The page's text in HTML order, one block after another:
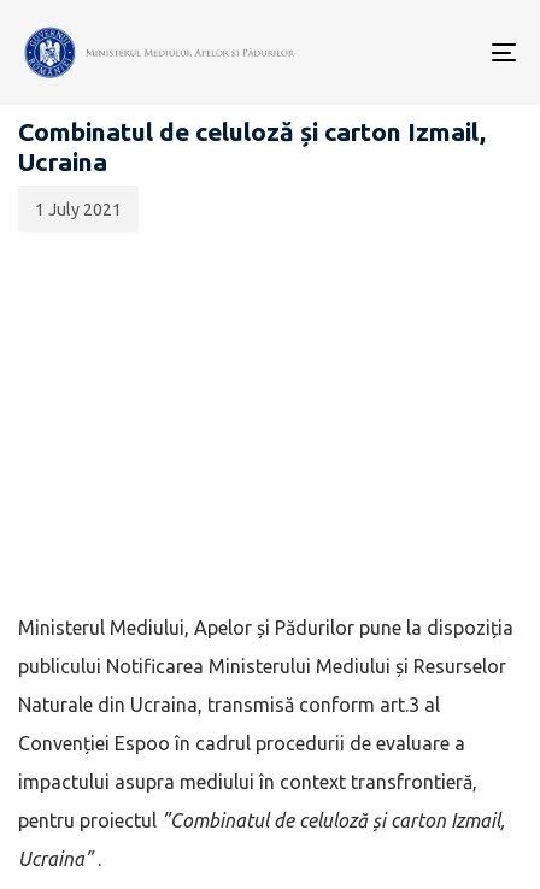
EVALUARE IMPACT ASUPRA MEDIULUI PENTRU PROIECTE
Combinatul de celuloză și carton Izmail,
Ucraina
publicării:
1 July 2021
Ministerul Mediului, Apelor și Pădurilor pune la dispoziția
publicului Notificarea Ministerului Mediului și Resurselor
Naturale din Ucraina, transmisă conform art.3 al
Convenției Espoo în cadrul procedurii de evaluare a
impactului asupra mediului în context transfrontieră,
pentru proiectul ”Combinatul de celuloză și carton Izmail,
Ucraina”.